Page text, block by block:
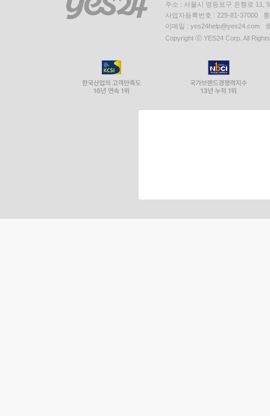
주소 : 서울시 영등포구 은행로 11,
사업자등록번호 : 229-81-37000
이메일 : yes24help@yes24.com
Copyright ⓒ YES24 Corp. All